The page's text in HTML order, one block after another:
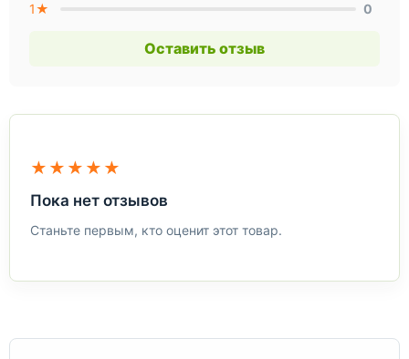
1★
0
Оставить отзыв
★★★★★
Пока нет отзывов
Станьте первым, кто оценит этот товар.